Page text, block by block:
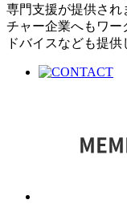
専門支援が提供され
チャー企業へもワー
ドバイスなども提供